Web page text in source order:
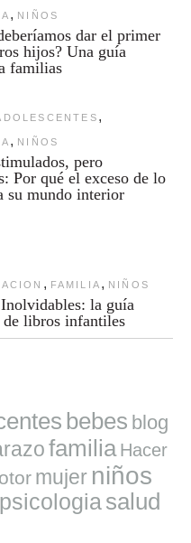
, NIÑOS
dar el primer
hijos? Una guía
familias
,
, NIÑOS
pero
Por qué el exceso de lo
su mundo interior
, FAMILIA , NIÑOS
la guía
de libros infantiles
bebes blog
familia Hacer
mujer niños
psicologiasalud